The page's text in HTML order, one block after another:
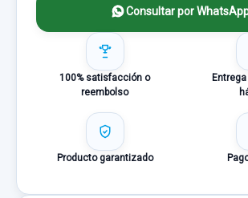
Consultar por
100% satisfacción o
reembolso
Producto garantizado